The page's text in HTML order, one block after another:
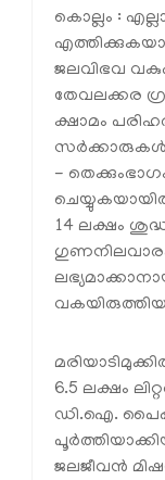
കൊല്ലം :
ജലവിഭവ
തേവലക്കര
ക്ഷാമം
സര്‍ക്കാരുകള്‍
-
14 ലക്ഷം
6.5 ലക്ഷം
ഡി.ഐ.
ജലജീവന്‍